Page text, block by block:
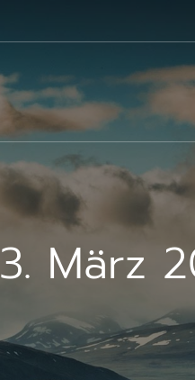
3. März